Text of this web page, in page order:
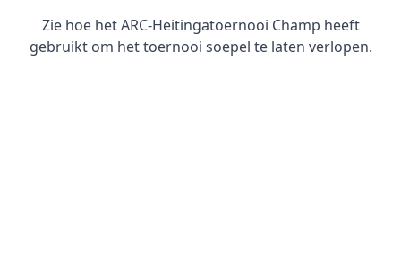
Zie hoe het ARC-Heitingatoernooi Champ heeft
gebruikt om het toernooi soepel te laten verlopen.